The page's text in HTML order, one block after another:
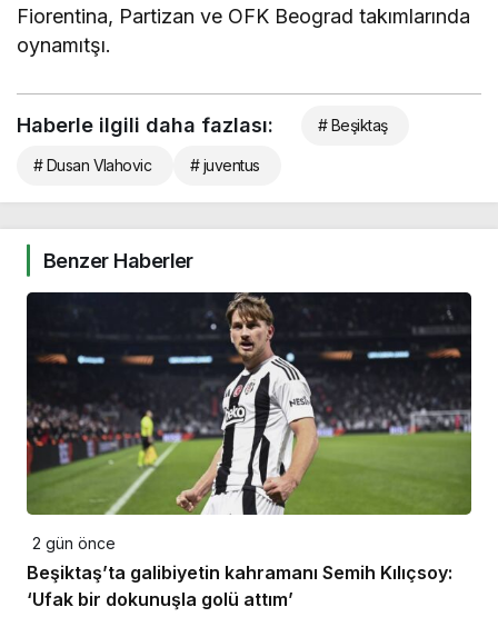
Fiorentina, Partizan ve OFK Beograd takımlarında
oynamıtşı.
Haberle ilgili daha fazlası: # Beşiktaş
# Dusan Vlahovic # juventus
Benzer Haberler
2 gün önce
Beşiktaş’ta galibiyetin kahramanı Semih Kılıçsoy:
‘Ufak bir dokunuşla golü attım’